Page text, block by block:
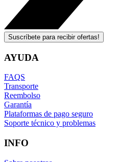
Suscríbete para recibir ofertas!
AYUDA
FAQS
Transporte
Reembolso
Garantía
Plataformas de pago seguro
Soporte técnico y problemas
INFO